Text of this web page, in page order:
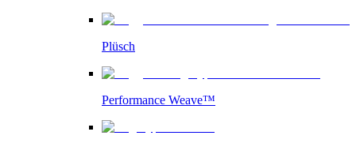
Plüsch
Performance Weave™